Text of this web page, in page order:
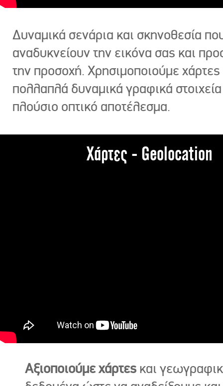
Δυναμικά σενάρια και σκηνοθεσία
αναδυκνείουν την εικόνα σας και
την προσοχή. Χρησιμοποιούμε χάρτες
πολλαπλά δυναμικά γραφικά στοιχεία
πλούσιο οπτικό αποτέλεσμα.
Χάρτες - Geolocation
Αξιοποιούμε χάρτες και